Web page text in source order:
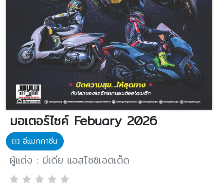
มอเตอร์ไซค์ Febuary 2026
อีแมกกาซีน
ผู้แต่ง : มีเดีย แอสโซซิเอตเต็ด